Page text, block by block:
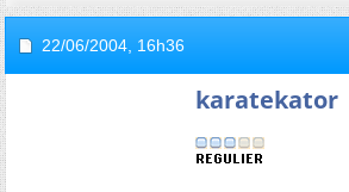
22/06/2004, 16h36
karatekator